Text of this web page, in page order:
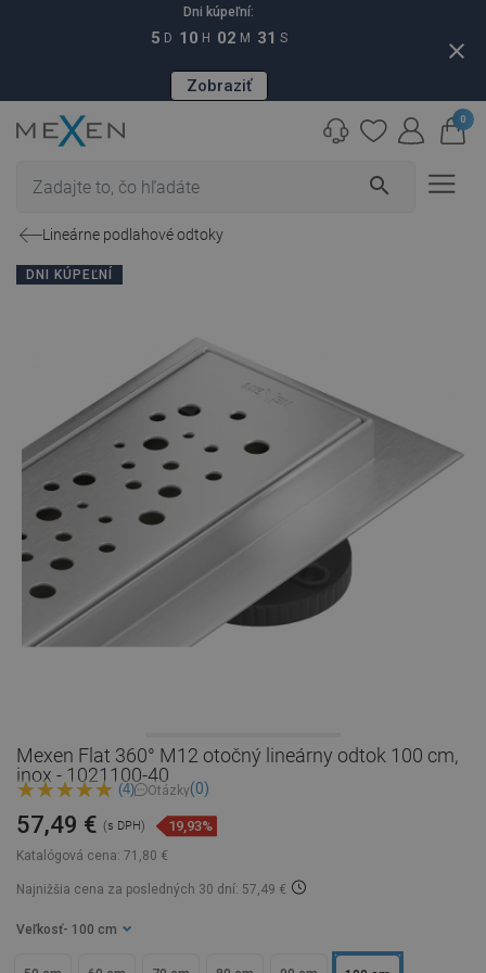
Dni kúpeľní:
5 D 10 H 02 M 30 S
Zobraziť
close
search
0
Lineárne podlahové odtoky
DNI KÚPEĽNÍ
Mexen Flat 360° M12 otočný lineárny odtok 100 cm,
inox - 1021100-40
(4) Otázky(0)
Katalógová cena: 71,80 €
57,49 € (s DPH) 19,93%
Najnižšia cena za posledných 30 dní: 57,49 €
Veľkosť - 100 cm